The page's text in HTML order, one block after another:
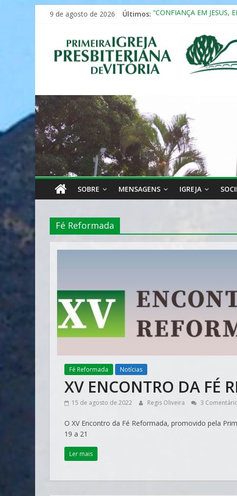
Pular
conteúdo
9 de agosto de 2026 Últimos: “CONFIANÇA EM JESUS,
Formação em Inclusão,
12º ENCONTRO DE CASAIS
MULHER PRESBITERIANA
Primeira
Igreja
Presbiteriana
de
Vitória
SOBRE MENSAGENS IGREJA
Fé Reformada
Fé Reformada Notícias
XV ENCONTRO DA FÉ
15 de agosto de 2022 Regis Oliveira 3
O XV Encontro da Fé Reformada, promovido pela
19 a 21
Ler mais